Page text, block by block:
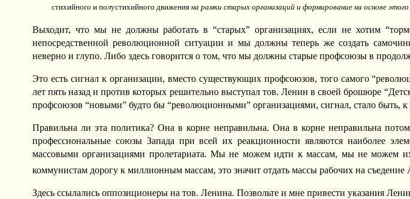
стихийного и полустихийного движения на рамки старых организаций и формирование на основе
Выходит, что мы не должны работать в “старых” организациях, если не хотим
непосредственной революционной ситуации и мы должны теперь же создать
неверно и глупо. Либо здесь говорится о том, что мы должны старые профсоюзы в
Это есть сигнал к организации, вместо существующих профсоюзов, того самого
лет пять назад и против которых решительно выступал тов. Ленин в своей брошюре
профсоюзов “новыми” будто бы “революционными” организациями, сигнал, стало быть, к
Правильна ли эта политика? Она в корне неправильна. Она в корне неправильна
профессиональные союзы Запада при всей их реакционности являются наиболее
массовыми организациями пролетариата. Мы не можем идти к массам, мы не можем их
коммунистам дорогу к миллионным массам, это значит отдать массы рабочих на съедение
Здесь ссылались оппозиционеры на тов. Ленина. Позвольте и мне привести указания